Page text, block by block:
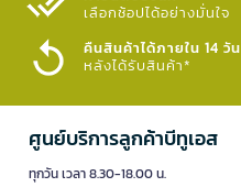
เลือกช้อปได้อย่างมั่นใจ​
คืนสินค้าได้ภายใน 14 วัน
หลังได้รับสินค้า*
ศูนย์บริการลูกค้าบีทูเอส
ทุกวัน เวลา 8.30-18.00 น.